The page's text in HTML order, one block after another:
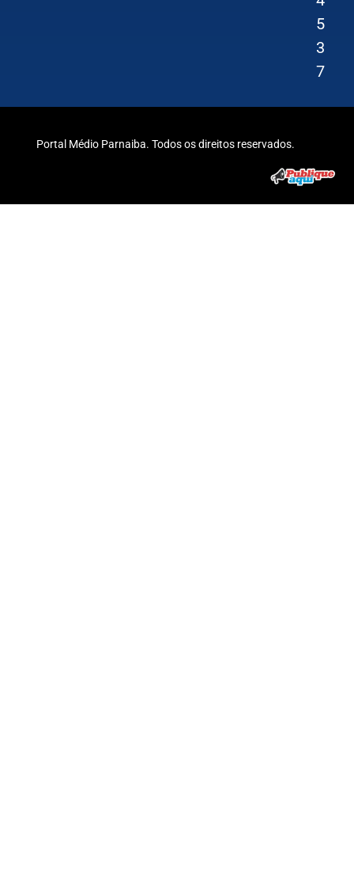
5
3
7
Portal Médio Parnaiba. Todos os direitos reservados.